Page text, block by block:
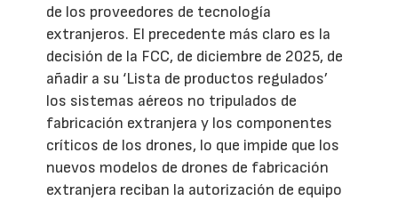
de los proveedores de tecnología
extranjeros. El precedente más claro es la
decisión de la FCC, de diciembre de 2025, de
añadir a su ‘Lista de productos regulados’
los sistemas aéreos no tripulados de
fabricación extranjera y los componentes
críticos de los drones, lo que impide que los
nuevos modelos de drones de fabricación
extranjera reciban la autorización de equipo